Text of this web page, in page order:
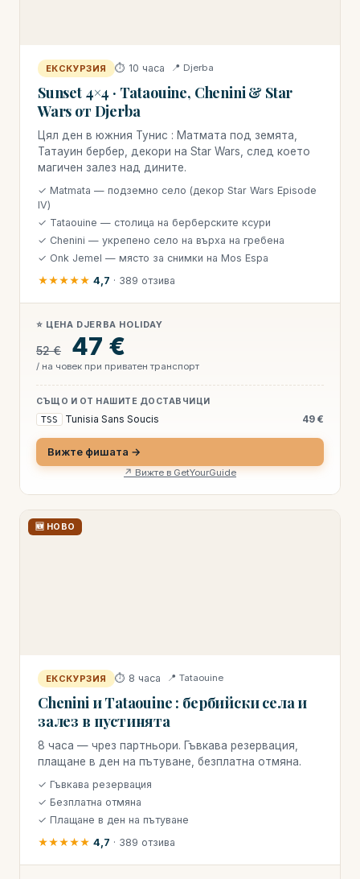
ЕКСКУРЗИЯ ⏱ 10 часа 📍 Djerba
Sunset 4×4 · Tataouine, Chenini & Star
Wars от Djerba
Цял ден в южния Тунис : Матмата под земята,
Татауин бербер, декори на Star Wars, след което
магичен залез над дините.
✓ Matmata — подземно село (декор Star Wars Episode
IV)
✓ Tataouine — столица на берберските ксури
✓ Chenini — укрепено село на върха на гребена
✓ Onk Jemel — място за снимки на Mos Espa
★★★★★ 4,7 · 389 отзива
⭐ ЦЕНА DJERBA HOLIDAY
52 € 47 €
/ на човек при приватен транспорт
СЪЩО И ОТ НАШИТЕ ДОСТАВЧИЦИ
TSS Tunisia Sans Soucis 49 €
Вижте фишата →
↗ Вижте в GetYourGuide
🆕 НОВО
ЕКСКУРЗИЯ ⏱ 8 часа 📍 Tataouine
Chenini и Tataouine : бербийски села и
залез в пустинята
8 часа — чрез партньори. Гъвкава резервация,
плащане в ден на пътуване, безплатна отмяна.
✓ Гъвкава резервация
✓ Безплатна отмяна
✓ Плащане в ден на пътуване
★★★★★ 4,7 · 389 отзива